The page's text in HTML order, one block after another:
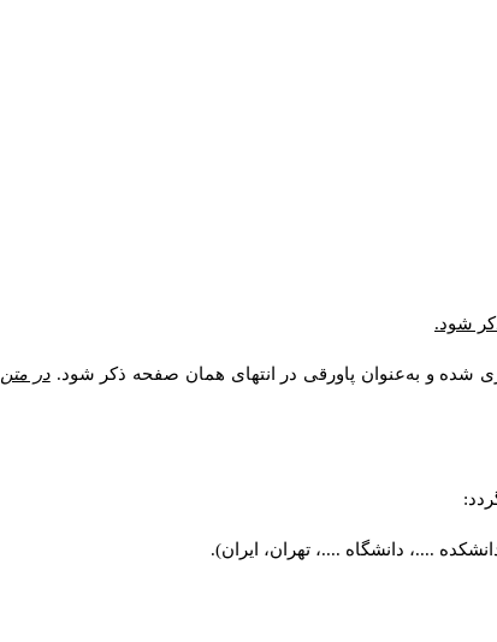
شود.
شده و به‌عنوان پاورقی در انتهای همان صفحه ذکر شود. در متن
....، دانشگاه ....، تهران، ایران).